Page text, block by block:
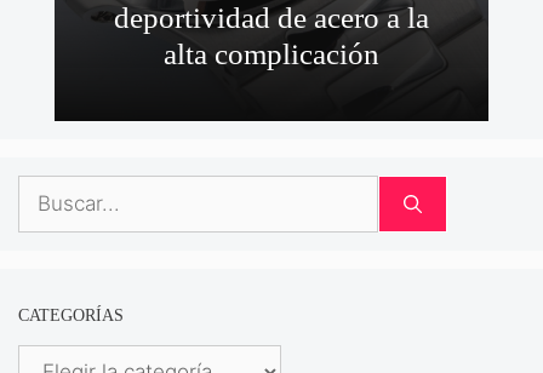
deportividad de acero a la
alta complicación
Buscar:
CATEGORÍAS
Categorías